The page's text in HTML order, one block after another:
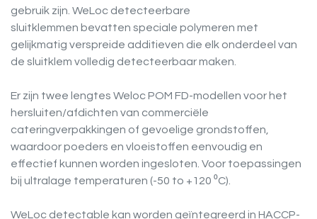
gebruik zijn. WeLoc detecteerbare
sluitklemmen bevatten speciale polymeren met
gelijkmatig verspreide additieven die elk onderdeel van
de sluitklem volledig detecteerbaar maken.
Er zijn twee lengtes Weloc POM FD-modellen voor het
hersluiten/afdichten van commerciële
cateringverpakkingen of gevoelige grondstoffen,
waardoor poeders en vloeistoffen eenvoudig en
effectief kunnen worden ingesloten. Voor toepassingen
bij ultralage temperaturen (-50 to +120 ⁰C).
WeLoc detectable kan worden geïntegreerd in HACCP-